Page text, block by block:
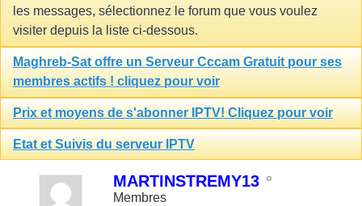
les messages, sélectionnez le forum que vous voulez
visiter depuis la liste ci-dessous.
Maghreb-Sat offre un Serveur Cccam Gratuit pour ses
membres actifs ! cliquez pour voir
Prix et moyens de s'abonner IPTV! Cliquez pour voir
Etat et Suivis du serveur IPTV
MARTINSTREMY13
Membres